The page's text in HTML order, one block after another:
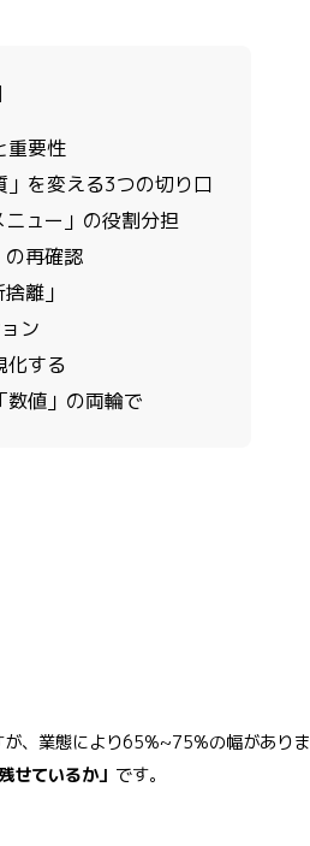
重要性
」を変える3つの切り口
ュー」の役割分担
再確認
離」
ン
化する
数値」の両輪で
、業態により65%~75%の幅があり
せているか」 です。